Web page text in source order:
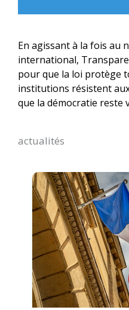
En agissant à la fois au
international,
pour que la loi protège
institutions résistent
que la démocratie reste
actualités